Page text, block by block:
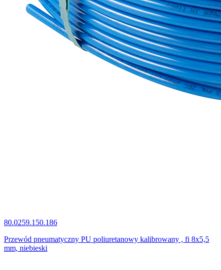
80.0259.150.186
Przewód pneumatyczny PU poliuretanowy kalibrowany , fi 8x5,5
mm, niebieski